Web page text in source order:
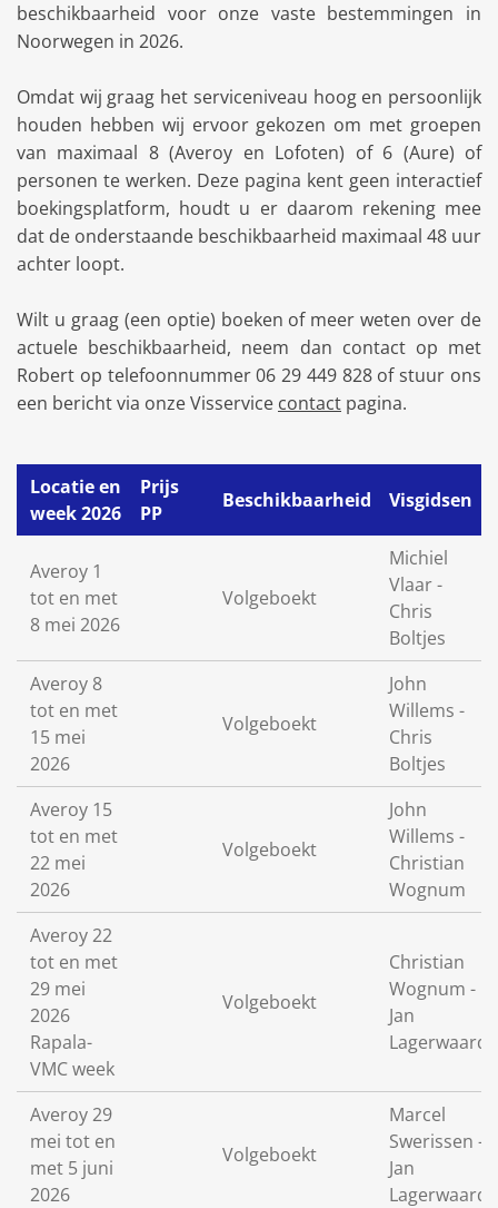
beschikbaarheid voor onze vaste bestemmingen in
Noorwegen in 2026.
Omdat wij graag het serviceniveau hoog en persoonlijk
houden hebben wij ervoor gekozen om met groepen
van maximaal 8 (Averoy en Lofoten) of 6 (Aure) of
personen te werken. Deze pagina kent geen interactief
boekingsplatform, houdt u er daarom rekening mee
dat de onderstaande beschikbaarheid maximaal 48 uur
achter loopt.
Wilt u graag (een optie) boeken of meer weten over de
actuele beschikbaarheid, neem dan contact op met
Robert op telefoonnummer 06 29 449 828 of stuur ons
een bericht via onze Visservice contact pagina.
Locatie en
week 2026
Prijs
PP
Beschikbaarheid Visgidsen
Averoy 1
tot en met
8 mei 2026
Volgeboekt
Michiel
Vlaar -
Chris
Boltjes
Averoy 8
tot en met
15 mei
2026
Volgeboekt
John
Willems -
Chris
Boltjes
Averoy 15
tot en met
22 mei
2026
Volgeboekt
John
Willems -
Christian
Wognum
Averoy 22
tot en met
29 mei
2026
Rapala-
VMC week
Volgeboekt
Christian
Wognum -
Jan
Lagerwaard
Averoy 29
mei tot en
met 5 juni
2026
Volgeboekt
Marcel
Swerissen -
Jan
Lagerwaard